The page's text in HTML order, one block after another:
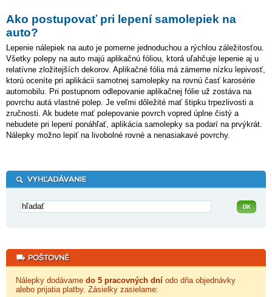
Ako postupovať pri lepení samolepiek na
auto?
Lepenie nálepiek na auto je pomerne jednoduchou a rýchlou záležitosťou.
Všetky polepy na auto majú aplikačnú fóliou, ktorá uľahčuje lepenie aj u
relatívne zložitejších dekorov. Aplikačné fólia má zámerne nízku lepivosť,
ktorú oceníte pri aplikácii samotnej samolepky na rovnú časť karosérie
automobilu. Pri postupnom odlepovanie aplikačnej fólie už zostáva na
povrchu autá vlastné polep. Je veľmi dôležité mať štipku trpezlivosti a
zručnosti. Ak budete mať polepovanie povrch vopred úplne čistý a
nebudete pri lepení ponáhľať, aplikácia samolepky sa podarí na prvýkrát.
Nálepky možno lepiť na livobolné rovné a nenasiakavé povrchy.
Nálepky dodávame do 5 pracovných dní odo dňa objednávky
alebo prijatia platby. Zásielky zasielame: